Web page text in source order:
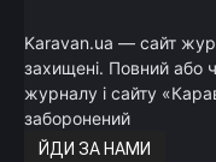
Karavan.ua — сайт
захищені. Повний або
журналу і сайту
заборонений
ЙДИ ЗА НАМИ